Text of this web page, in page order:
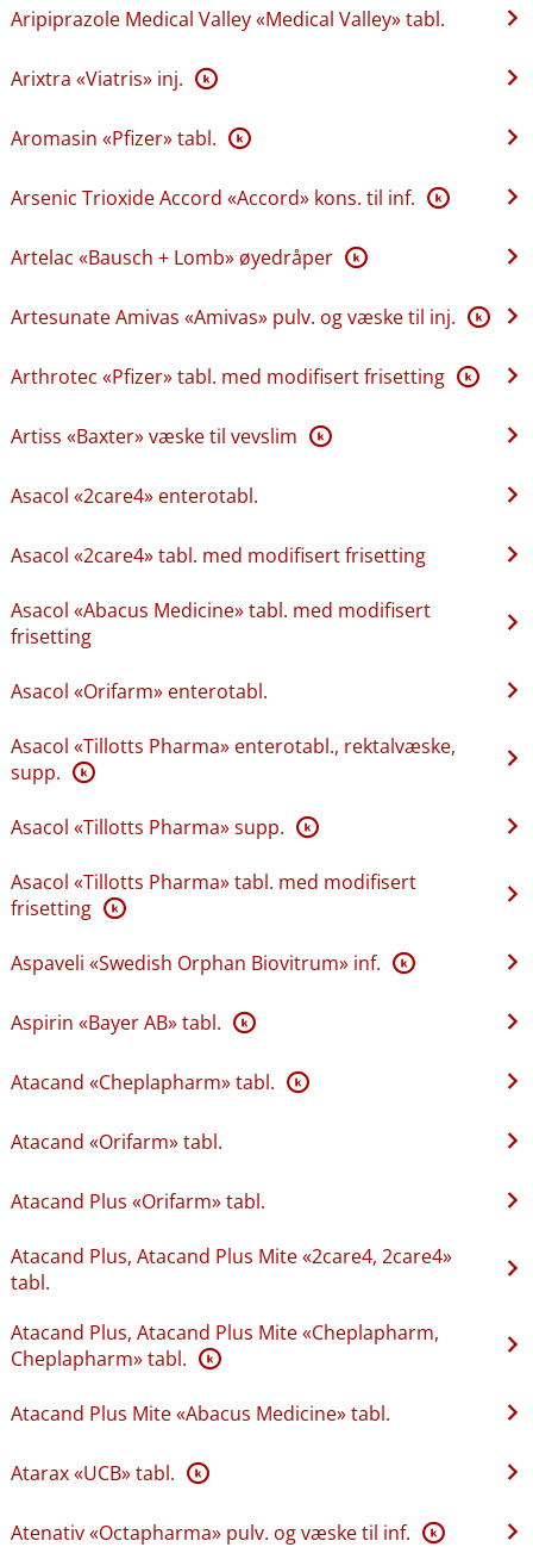
Aripiprazole Medical Valley «Medical Valley» tabl.
Arixtra «Viatris» inj. K
Aromasin «Pfizer» tabl. K
Arsenic Trioxide Accord «Accord» kons. til inf. K
Artelac «Bausch + Lomb» øyedråper K
Artesunate Amivas «Amivas» pulv. og væske til inj. K
Arthrotec «Pfizer» tabl. med modifisert frisetting K
Artiss «Baxter» væske til vevslim K
Asacol «2care4» enterotabl.
Asacol «2care4» tabl. med modifisert frisetting
Asacol «Abacus Medicine» tabl. med modifisert
frisetting
Asacol «Orifarm» enterotabl.
Asacol «Tillotts Pharma» enterotabl., rektalvæske,
supp. K
Asacol «Tillotts Pharma» supp. K
Asacol «Tillotts Pharma» tabl. med modifisert
frisetting K
Aspaveli «Swedish Orphan Biovitrum» inf. K
Aspirin «Bayer AB» tabl. K
Atacand «Cheplapharm» tabl. K
Atacand «Orifarm» tabl.
Atacand Plus «Orifarm» tabl.
Atacand Plus, Atacand Plus Mite «2care4, 2care4»
tabl.
Atacand Plus, Atacand Plus Mite «Cheplapharm,
Cheplapharm» tabl. K
Atacand Plus Mite «Abacus Medicine» tabl.
Atarax «UCB» tabl. K
Atenativ «Octapharma» pulv. og væske til inf. K